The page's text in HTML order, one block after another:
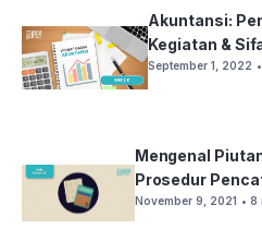
Akuntansi:
Kegiatan &
September 1, 2022
Mengenal
Prosedur
November 9, 2021 • 8